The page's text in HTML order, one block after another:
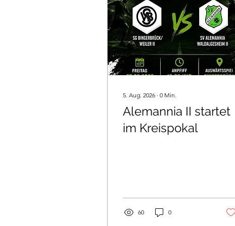
5. Aug. 2026 ∙ 0 Min.
Alemannia II startet
im Kreispokal
60 0